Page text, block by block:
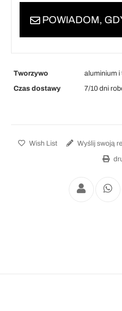
POWIADOM,
Tworzywo
aluminium i
Czas dostawy
7/10 dni
Wish List Wyślij swoją